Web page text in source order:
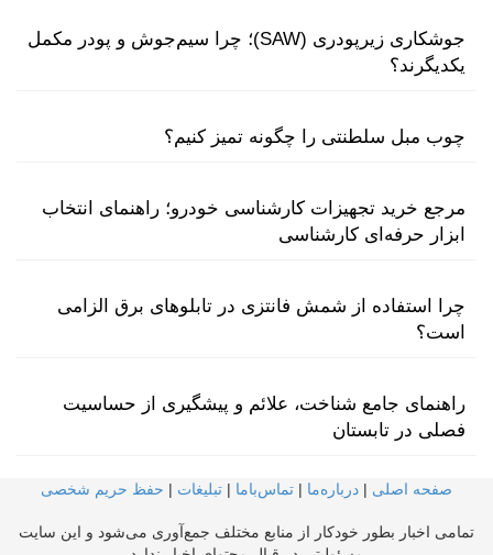
جوشکاری زیرپودری (SAW)؛ چرا سیم‌جوش و پودر مکمل
یکدیگرند؟
چوب مبل سلطنتی را چگونه تمیز کنیم؟
مرجع خرید تجهیزات کارشناسی خودرو؛ راهنمای انتخاب
ابزار حرفه‌ای کارشناسی
چرا استفاده از شمش فانتزی در تابلوهای برق الزامی
است؟
راهنمای جامع شناخت، علائم و پیشگیری از حساسیت
فصلی در تابستان
صفحه اصلی | درباره‌ما | تماس‌با‌ما | تبلیغات | حفظ حریم شخصی
تمامی اخبار بطور خودکار از منابع مختلف جمع‌آوری می‌شود و این سایت